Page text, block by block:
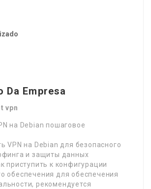
Da Empresa
vpn
на Debian пошаговое
VPN на Debian для безопасного
и защиты данных
приступить к конфигурации
обеспечения для обеспечения
рекомендуется